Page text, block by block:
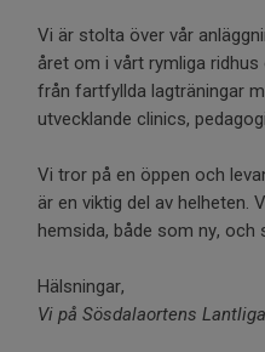
Vi är stolta över vår
året om i vårt rymliga
från fartfyllda lagträningar
utvecklande clinics,
Vi tror på en öppen och
är en viktig del av helheten.
hemsida, både som ny, och
Hälsningar,
Vi på Sösdalaortens